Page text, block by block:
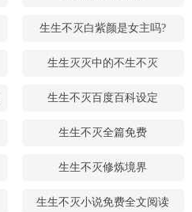
生生不灭白紫颜是女主吗?
生生灭灭中的不生不灭
生生不灭百度百科设定
生生不灭全篇免费
生生不灭修炼境界
生生不灭小说免费全文阅读